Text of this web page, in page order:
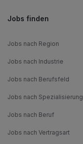
Jobs finden
Jobs nach Region
Jobs nach Industrie
Jobs nach Berufsfeld
Jobs nach Spezialisierung
Jobs nach Beruf
Jobs nach Vertragsart